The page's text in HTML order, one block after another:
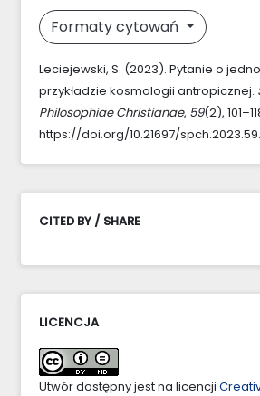
Formaty cytowań
Leciejewski, S. (2023). Pytanie o
przykładzie kosmologii antropicznej.
Philosophiae Christianae, 59(2),
https://doi.org/10.21697/
CITED BY / SHARE
LICENCJA
Utwór dostępny jest na licencji